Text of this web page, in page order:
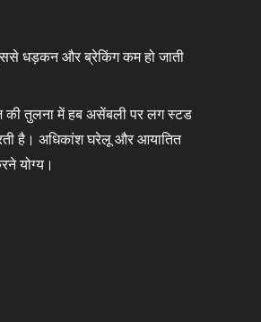
धड़कन और ब्रेकिंग कम हो जाती
की तुलना में हब असेंबली पर लग स्टड
है। अधिकांश घरेलू और आयातित
योग्य।